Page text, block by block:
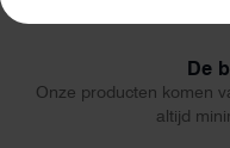
De
Onze producten komen
altijd